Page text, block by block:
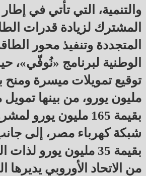
والتنمية، التي تأتي في
المشترك لزيادة قدرات
المتجددة وتنفيذ محور
الوطنية لبرنامج «نُوفّي»،
مليون يورو، من بينها
بقيمة 165 مليون يورو
شبكة كهرباء مصر، إلى
بقيمة 35 مليون يورو
من الاتحاد الأوروبي يديرها